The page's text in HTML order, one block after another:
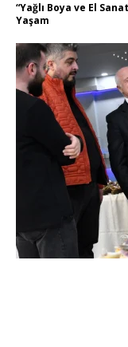
“Yağlı Boya ve El
Yaşam